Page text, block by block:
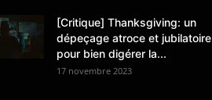
[Critique] Thanksgiving: un
dépeçage atroce et jubilatoire
pour bien digérer la...
17 novembre 2023